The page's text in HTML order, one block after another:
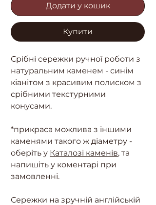
Додати у кошик
Купити
Срібні сережки ручної роботи з
натуральним каменем - синім
кіанітом з красивим полиском з
срібними текстурними
конусами.
*прикраса можлива з іншими
каменями такого ж діаметру -
оберіть у Каталозі каменів, та
напишіть у коментарі при
замовленні.
Сережки на зручній англійській